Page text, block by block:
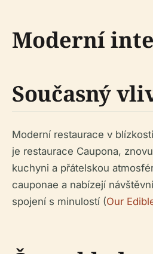
Moderní
Současný
Moderní restaurace v
je restaurace Caupona,
kuchyni a přátelskou
cauponae a nabízejí
spojení s minulostí (Our